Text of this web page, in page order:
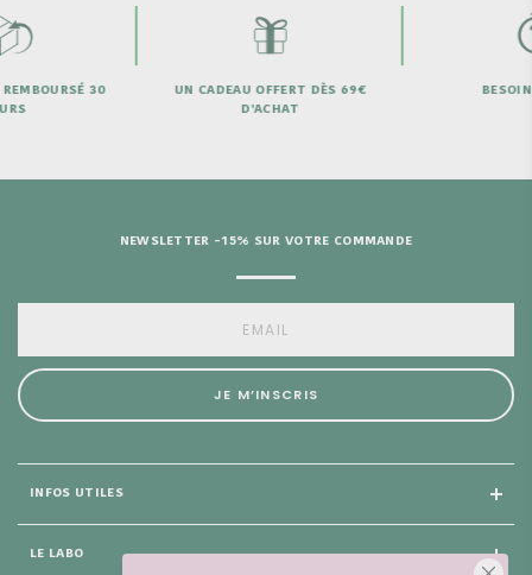
30
UN CADEAU OFFERT DÈS 69€
D'ACHAT
BESOIN
INFOS UTILES
LE LABO
NEWSLETTER -15% SUR VOTRE COMMANDE
JE M’INSCRIS